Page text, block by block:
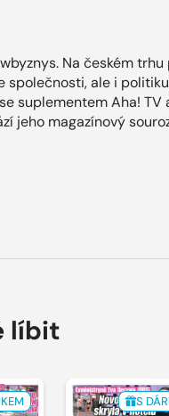
Na českém
společnosti, ale i
suplementem Aha! TV
jeho magazínový
líbit
S